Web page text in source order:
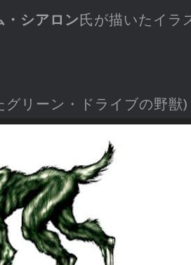
・シアロン氏が描いたイラ
リーン・ドライブの野獣)